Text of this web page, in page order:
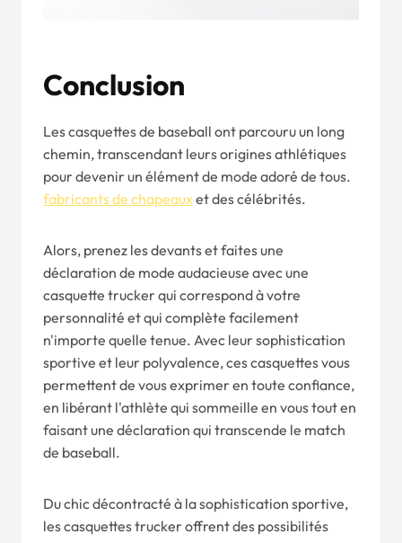
Conclusion
Les casquettes de baseball ont parcouru un long
chemin, transcendant leurs origines athlétiques
pour devenir un élément de mode adoré de tous.
fabricants de chapeauxet des célébrités.
Alors, prenez les devants et faites une
déclaration de mode audacieuse avec une
casquette trucker qui correspond à votre
personnalité et qui complète facilement
n'importe quelle tenue. Avec leur sophistication
sportive et leur polyvalence, ces casquettes vous
permettent de vous exprimer en toute confiance,
en libérant l'athlète qui sommeille en vous tout en
faisant une déclaration qui transcende le match
de baseball.
Du chic décontracté à la sophistication sportive,
les casquettes trucker offrent des possibilités